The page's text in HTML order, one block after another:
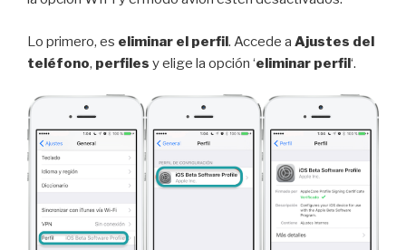
Lo primero, es eliminar el perfil. Accede a Ajustes del
teléfono, perfiles y elige la opción ‘eliminar perfil‘.